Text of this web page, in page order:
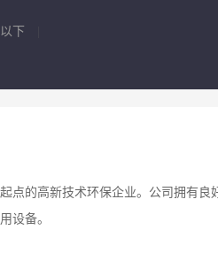
下
点的高新技术环保企业。公司拥有
设备。